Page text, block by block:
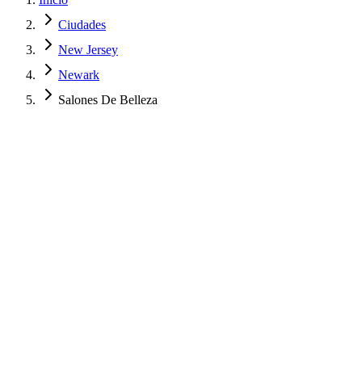
Ciudades
New Jersey
Newark
Salones De Belleza